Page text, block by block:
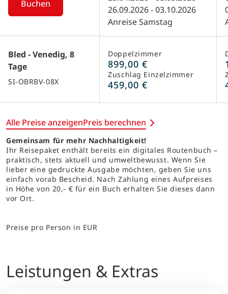
Preise & Termine
Buchen
Bled - Venedig, 8
Tage
SI-OBRBV-08X
Saison1
25.04.2026 - 08.05.2026
26.09.2026 - 03.10.2026
Doppelzimmer
899,00 €
Zuschlag Einzelzimmer
459,00 €
Alle Preise anzeigen Preis berechnen
Ihr Reisepaket enthält bereits ein digitales Routenbuch –
praktisch, stets aktuell und umweltbewusst. Wenn Sie
vor Ort.